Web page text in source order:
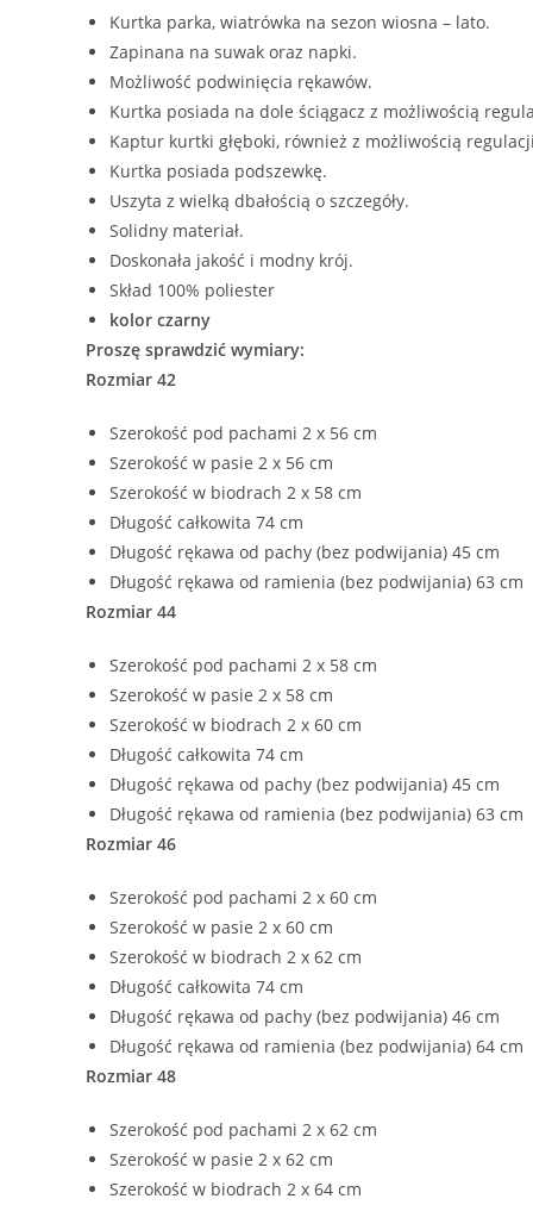
Kurtka parka, wiatrówka na sezon wiosna – lato.
Zapinana na suwak oraz napki.
Możliwość podwinięcia rękawów.
Kurtka posiada na dole ściągacz z możliwością
Kaptur kurtki głęboki, również z możliwością
Kurtka posiada podszewkę.
Uszyta z wielką dbałością o szczegóły.
Solidny materiał.
Doskonała jakość i modny krój.
Skład 100% poliester
kolor czarny
Proszę sprawdzić wymiary:
Rozmiar 42
Szerokość pod pachami 2 x 56 cm
Szerokość w pasie 2 x 56 cm
Szerokość w biodrach 2 x 58 cm
Długość całkowita 74 cm
Długość rękawa od pachy (bez podwijania) 45 cm
Długość rękawa od ramienia (bez podwijania) 63 cm
Rozmiar 44
Szerokość pod pachami 2 x 58 cm
Szerokość w pasie 2 x 58 cm
Szerokość w biodrach 2 x 60 cm
Długość całkowita 74 cm
Długość rękawa od pachy (bez podwijania) 45 cm
Długość rękawa od ramienia (bez podwijania) 63 cm
Rozmiar 46
Szerokość pod pachami 2 x 60 cm
Szerokość w pasie 2 x 60 cm
Szerokość w biodrach 2 x 62 cm
Długość całkowita 74 cm
Długość rękawa od pachy (bez podwijania) 46 cm
Długość rękawa od ramienia (bez podwijania) 64 cm
Rozmiar 48
Szerokość pod pachami 2 x 62 cm
Szerokość w pasie 2 x 62 cm
Szerokość w biodrach 2 x 64 cm